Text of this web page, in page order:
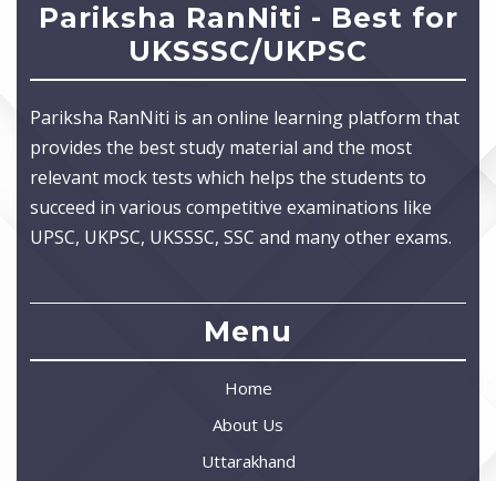
Pariksha RanNiti - Best for
UKSSSC/UKPSC
Pariksha RanNiti is an online learning platform that
provides the best study material and the most
relevant mock tests which helps the students to
succeed in various competitive examinations like
UPSC, UKPSC, UKSSSC, SSC and many other exams.
Menu
Home
About Us
Uttarakhand